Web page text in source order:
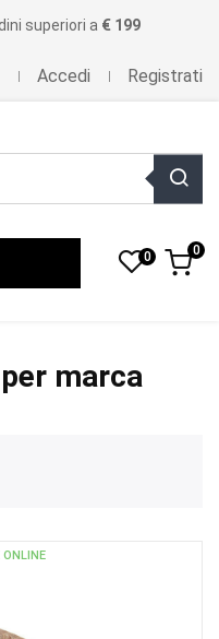
superiori a € 199
Accedi Registrati
0 0
marca